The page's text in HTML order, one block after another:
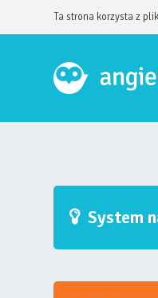
Ta strona korzysta z
System